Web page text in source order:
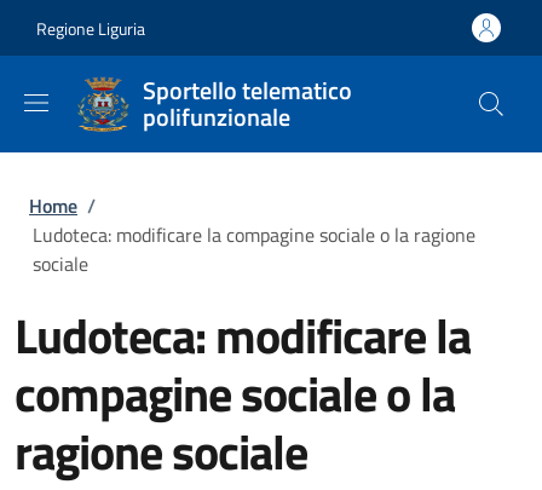
Regione Liguria
Sportello telematico
polifunzionale
Briciole di pane
Home /
Ludoteca: modificare la compagine sociale o la ragione
sociale
Ludoteca: modificare la
compagine sociale o la
ragione sociale